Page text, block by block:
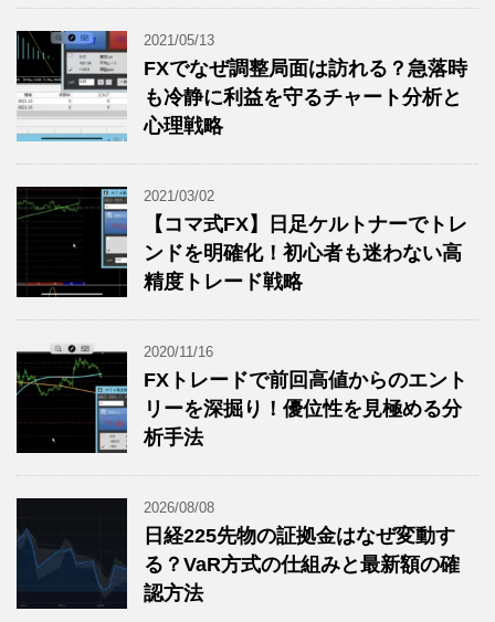
2021/05/13
FXでなぜ調整局面は訪れる？急落時
も冷静に利益を守るチャート分析と
心理戦略
2021/03/02
【コマ式FX】日足ケルトナーでトレ
ンドを明確化！初心者も迷わない高
精度トレード戦略
2020/11/16
FXトレードで前回高値からのエント
リーを深掘り！優位性を見極める分
析手法
2026/08/08
日経225先物の証拠金はなぜ変動す
る？VaR方式の仕組みと最新額の確
認方法